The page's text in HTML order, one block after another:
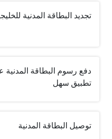
تجديد البطاقة المدنية
دفع رسوم البطاقة المدنية
تطبيق سهل
توصيل البطاقة المدنية